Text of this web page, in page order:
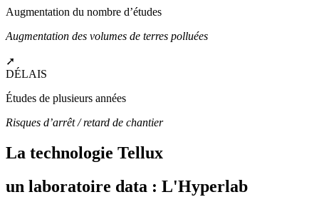
Augmentation du nombre d’études
Augmentation des volumes de terres polluées
➚
DÉLAIS
Études de plusieurs années
Risques d’arrêt / retard de chantier
La technologie Tellux
un laboratoire data : L'Hyperlab